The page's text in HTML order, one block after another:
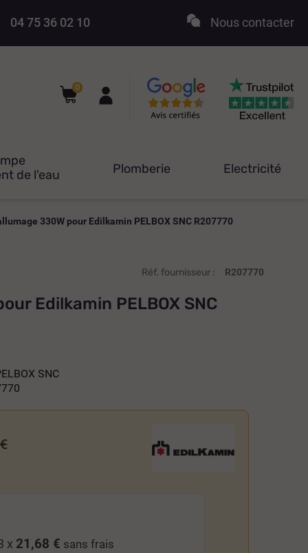
04 75 36 02 10 Nous contacter
0
de l'eau
Plomberie Electricité
330W pour Edilkamin PELBOX SNC R207770
Réf. fournisseur : R207770
Edilkamin PELBOX SNC
SNC
x 21,68 € sans frais